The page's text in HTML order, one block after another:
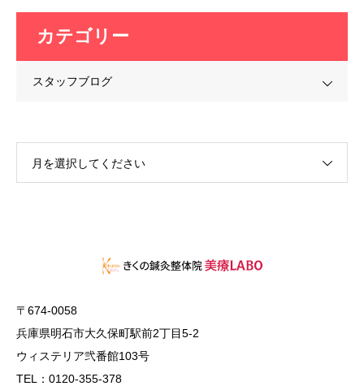
カテゴリー
スタッフブログ
月を選択してください
〒674-0058
兵庫県明石市大久保町駅前2丁目5-2
ウィステリア弐番館103号
TEL：0120-355-378